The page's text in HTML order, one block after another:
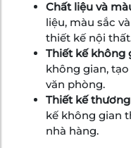
Chất liệu và
liệu, màu sắc
thiết kế nội
Thiết kế không
không gian,
văn phòng.
Thiết kế
kế không gian
nhà hàng.